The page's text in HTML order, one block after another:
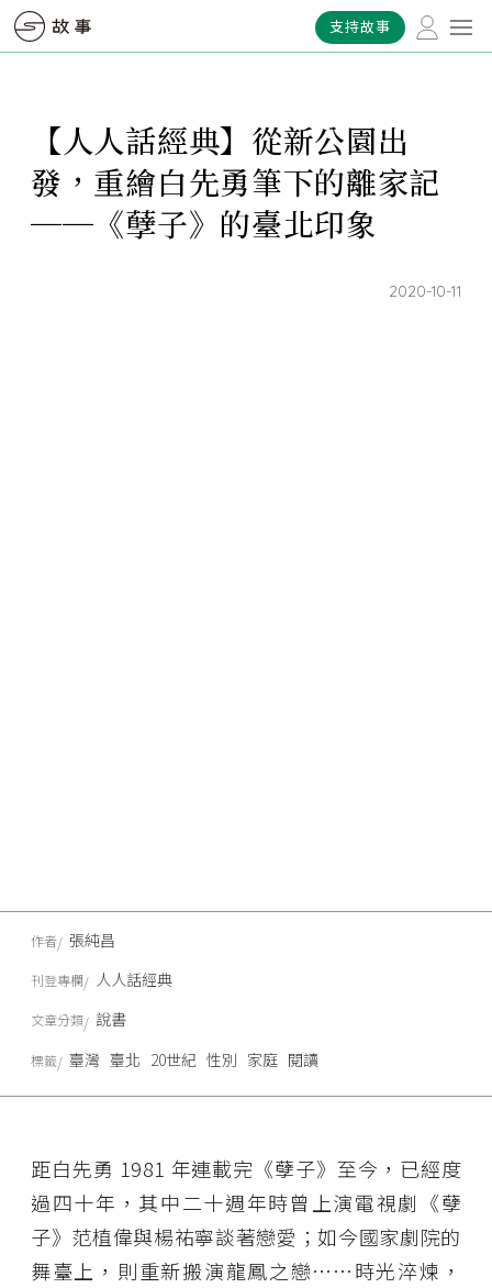
支持故事
【人人話經典】從新公園出
發，重繪白先勇筆下的離家記
──《孽子》的臺北印象
2020-10-11
距白先勇 1981 年連載完《孽子》至今，已經度
過四十年，其中二十週年時曾上演電視劇《孽
子》范植偉與楊祐寧談著戀愛；如今國家劇院的
舞臺上，則重新搬演龍鳳之戀⋯⋯時光淬煉，
作者 張純昌
刊登專欄 人人話經典
文章分類 說書
標籤 臺灣 臺北 20世紀 性別 家庭 閱讀